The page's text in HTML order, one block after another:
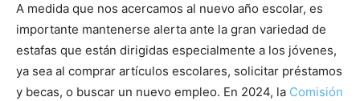
A medida que nos acercamos al nuevo año escolar, es
importante mantenerse alerta ante la gran variedad de
estafas que están dirigidas especialmente a los jóvenes,
ya sea al comprar artículos escolares, solicitar préstamos
y becas, o buscar un nuevo empleo. En 2024, la Comisión